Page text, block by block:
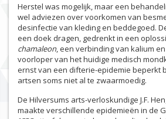
Herstel was mogelijk, maar een
wel adviezen over voorkomen van
desinfectie van kleding en beddegoed.
een doek dragen, gedrenkt in een
chamaleon, een verbinding van kalium
voorloper van het huidige medisch
ernst van een difterie-epidemie beperkt
artsen soms niet al te zwaarmoedig.
De Hilversums arts-verloskundige J.F.
maakte verschillende epidemieën in de